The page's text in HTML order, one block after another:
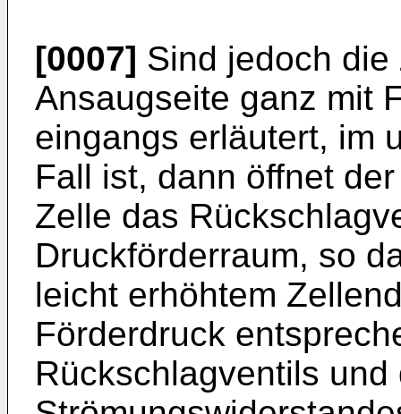
[0007] Sind jedoch
Ansaugseite ganz mit
eingangs erläutert, im
Fall ist, dann öffnet
Zelle das
Druckförderraum, so
leicht erhöhtem
Förder­druck
Rückschlagventils und